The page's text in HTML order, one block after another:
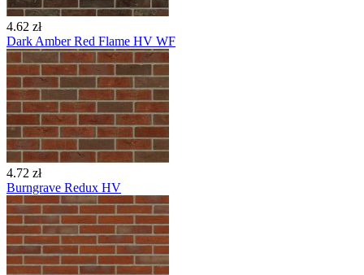
4.62 zł
Dark Amber Red Flame HV WF
4.72 zł
Burngrave Redux HV